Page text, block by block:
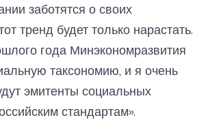
заботятся о своих
тренд будет только нарастать.
года Минэкономразвития
таксономию, и я очень
эмитенты социальных
стандартам».